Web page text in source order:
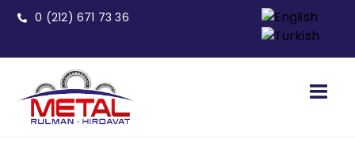
0 (212) 671 73 36